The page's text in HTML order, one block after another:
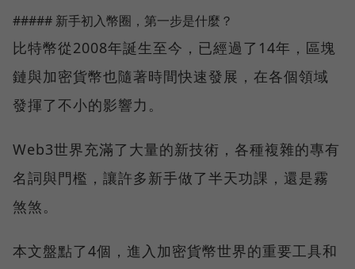
##### 新手初入幣圈，第一步是什麼？
比特幣從2008年誕生至今，已經過了14年，區塊
鏈與加密貨幣也隨著時間快速發展，在各個領域
發揮了不小的影響力。
Web3世界充滿了大量的新技術，各種複雜的專有
名詞與門檻，讓許多新手做了半天功課，還是霧
煞煞。
本文盤點了4個，進入加密貨幣世界的重要工具和